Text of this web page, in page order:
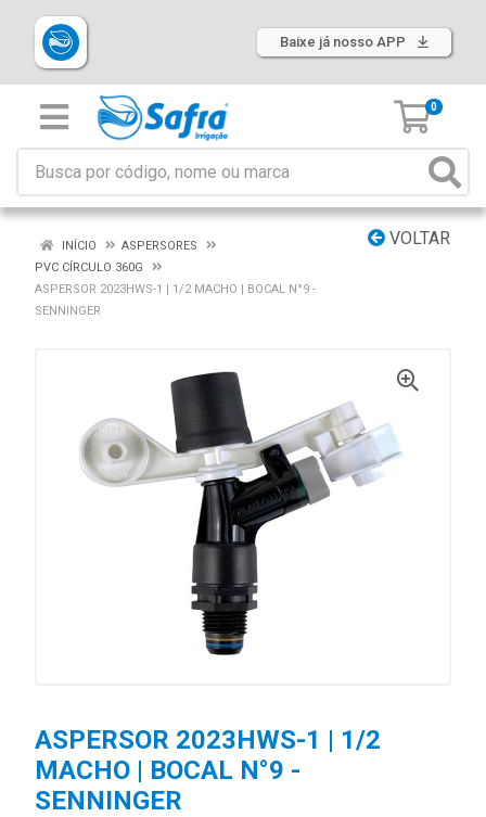
Baixe já nosso APP
0
VOLTAR
INÍCIO
ASPERSORES
PVC CÍRCULO 360G
ASPERSOR 2023HWS-1 | 1/2 MACHO | BOCAL N°9 -
SENNINGER
ASPERSOR 2023HWS-1 | 1/2
MACHO | BOCAL N°9 -
SENNINGER